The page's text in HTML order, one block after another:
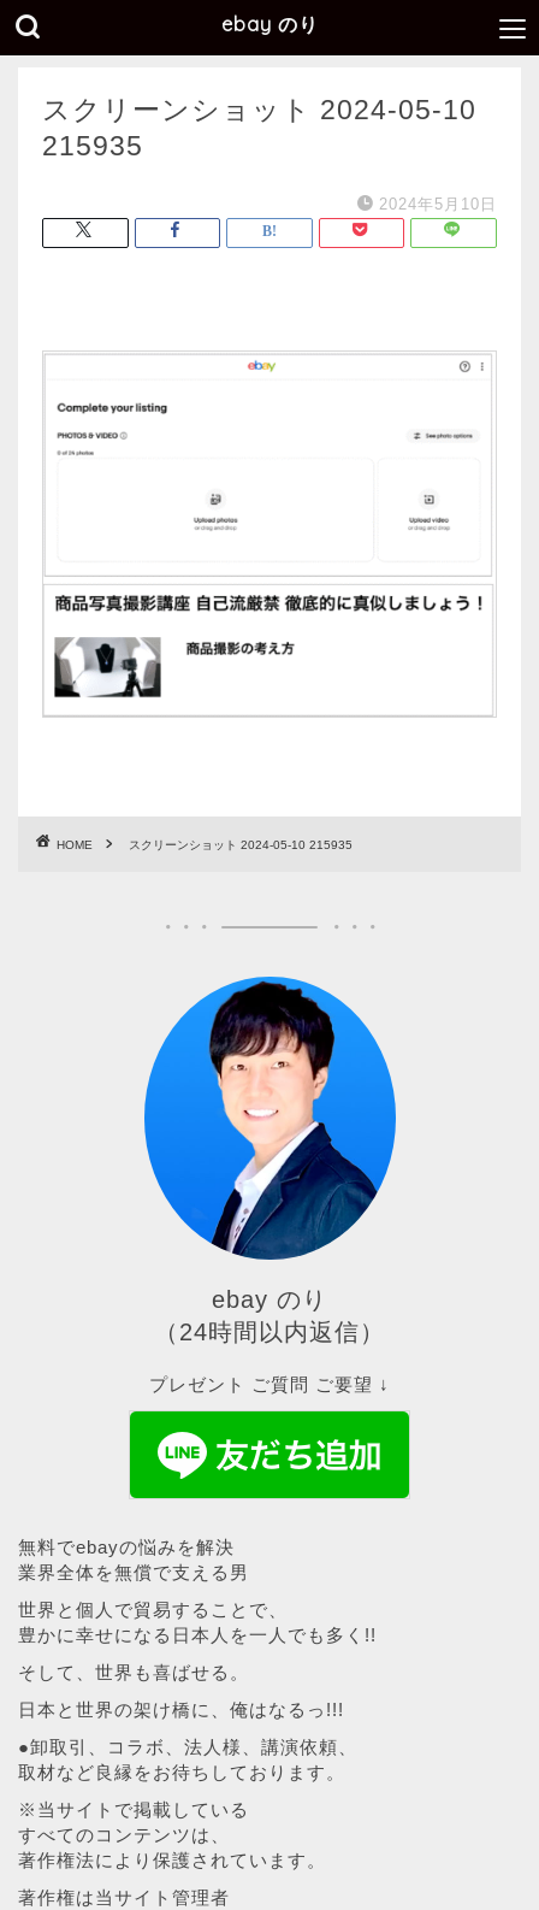
ebay のり
スクリーンショット 2024-05-10
215935
2024年5月10日
HOME スクリーンショット 2024-05-10 215935
ebay のり
（24時間以内返信）
プレゼント ご質問 ご要望 ↓
無料でebayの悩みを解決
業界全体を無償で支える男
世界と個人で貿易することで、
豊かに幸せになる日本人を一人でも多く!!
そして、世界も喜ばせる。
日本と世界の架け橋に、俺はなるっ!!!
●卸取引、コラボ、法人様、講演依頼、
取材など良縁をお待ちしております。
※当サイトで掲載している
すべてのコンテンツは、
著作権法により保護されています。
著作権は当サイト管理者